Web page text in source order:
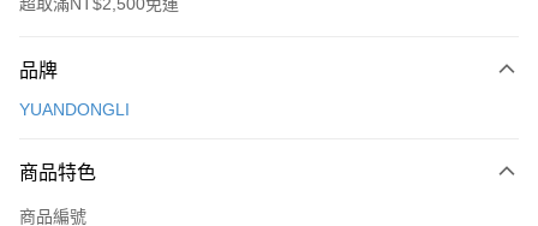
信用卡一次付款
3 期 0 利率 每期
合作金庫商業銀行
超商取貨付款
品牌
YUANDONGLI
商品特色
商品編號